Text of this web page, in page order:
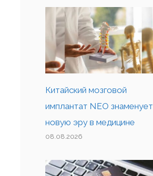
Китайский мозговой
имплантат NEO знаменует
новую эру в медицине
08.08.2026